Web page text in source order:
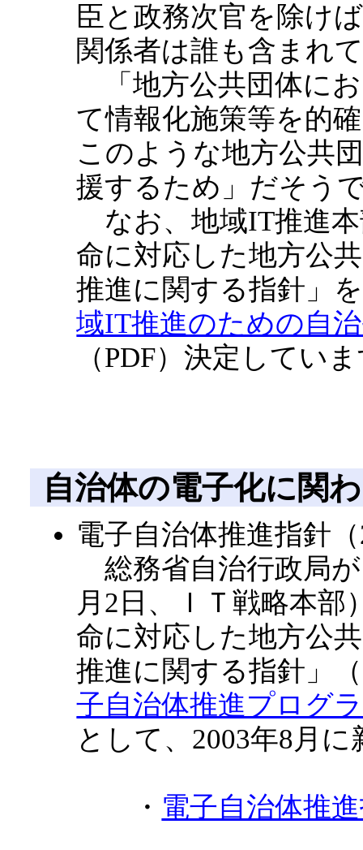
臣と政務次官を除け
関係者は誰も含まれ
「地方公共団体に
て情報化施策等を的
このような地方公共
援するため」だそう
なお、地域IT推進本
命に対応した地方公
推進に関する指針」
域IT推進のための自
（PDF）決定してい
自治体の電子化に関
電子自治体推進指
総務省自治行政局が
月2日、ＩＴ戦略本
命に対応した地方公
推進に関する指針」
子自治体推進プログ
として、2003年8月
・ 電子自治体推